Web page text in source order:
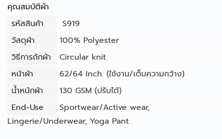
คุณสมบัติผ้า
รหัสสินค้า
S919
วัสดุผ้า
100% Polyester
วิธีการถักผ้า
Circular knit
หน้าผ้า
62/64 Inch. (ใช้งาน/เต็มความกว้าง)
น้ำหนักผ้า
130 GSM (ปรับได้)
End-Use
Sportwear/Active wear,
Lingerie/Underwear, Yoga Pant